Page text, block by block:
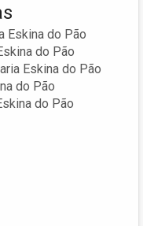
Eskina do Pão
do Pão
Eskina do Pão
do Pão
do Pão